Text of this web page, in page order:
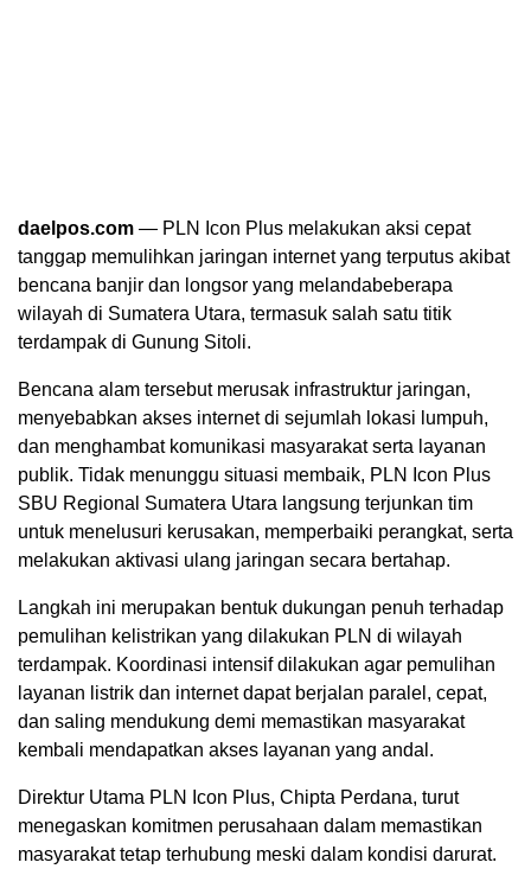
daelpos.com — PLN Icon Plus melakukan aksi cepat
tanggap memulihkan jaringan internet yang terputus akibat
bencana banjir dan longsor yang melandabeberapa
wilayah di Sumatera Utara, termasuk salah satu titik
terdampak di Gunung Sitoli.
Bencana alam tersebut merusak infrastruktur jaringan,
menyebabkan akses internet di sejumlah lokasi lumpuh,
dan menghambat komunikasi masyarakat serta layanan
publik. Tidak menunggu situasi membaik, PLN Icon Plus
SBU Regional Sumatera Utara langsung terjunkan tim
untuk menelusuri kerusakan, memperbaiki perangkat, serta
melakukan aktivasi ulang jaringan secara bertahap.
Langkah ini merupakan bentuk dukungan penuh terhadap
pemulihan kelistrikan yang dilakukan PLN di wilayah
terdampak. Koordinasi intensif dilakukan agar pemulihan
layanan listrik dan internet dapat berjalan paralel, cepat,
dan saling mendukung demi memastikan masyarakat
kembali mendapatkan akses layanan yang andal.
Direktur Utama PLN Icon Plus, Chipta Perdana, turut
menegaskan komitmen perusahaan dalam memastikan
masyarakat tetap terhubung meski dalam kondisi darurat.